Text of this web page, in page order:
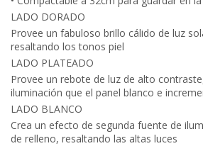
LADO DORADO
Provee un fabuloso brillo cálido de luz
resaltando los tonos piel
LADO PLATEADO
Provee un rebote de luz de alto
iluminación que el panel blanco e
LADO BLANCO
Crea un efecto de segunda fuente de
de relleno, resaltando las altas luces